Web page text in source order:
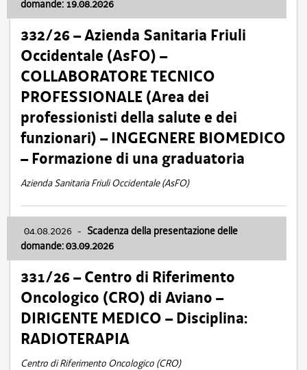
domande: 19.08.2026
332/26 – Azienda Sanitaria Friuli
Occidentale (AsFO) –
COLLABORATORE TECNICO
PROFESSIONALE (Area dei
professionisti della salute e dei
funzionari) – INGEGNERE BIOMEDICO
– Formazione di una graduatoria
Azienda Sanitaria Friuli Occidentale (AsFO)
04.08.2026 - Scadenza della presentazione delle
domande: 03.09.2026
331/26 – Centro di Riferimento
Oncologico (CRO) di Aviano –
DIRIGENTE MEDICO – Disciplina:
RADIOTERAPIA
Centro di Riferimento Oncologico (CRO)